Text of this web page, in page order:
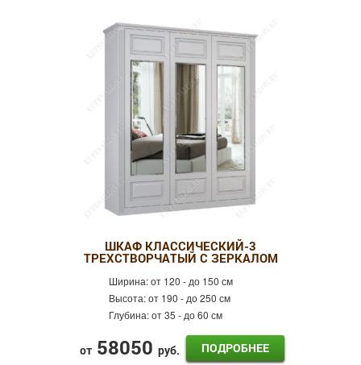
ШКАФ КЛАССИЧЕСКИЙ-3
ТРЕХСТВОРЧАТЫЙ С ЗЕРКАЛОМ
Ширина:от 120 - до 150 см
Высота:от 190 - до 250 см
Глубина:от 35 - до 60 см
от 58050 руб. ПОДРОБНЕЕ